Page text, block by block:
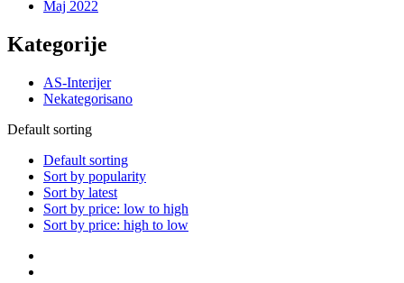
Maj 2022
Kategorije
AS-Interijer
Nekategorisano
Default sorting
Default sorting
Sort by popularity
Sort by latest
Sort by price: low to high
Sort by price: high to low